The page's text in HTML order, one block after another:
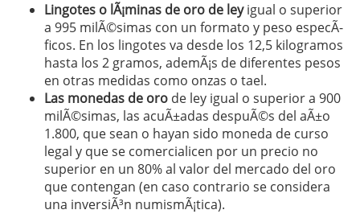
Lingotes o lÃ¡minas de oro de leyigual o superior
a 995 milÃ©simas con un formato y peso especÃ­
ficos. En los lingotes va desde los 12,5 kilogramos
hasta los 2 gramos, ademÃ¡s de diferentes pesos
en otras medidas como onzas o tael.
Las monedas de oro de ley igual o superior a 900
milÃ©simas, las acuÃ±adas despuÃ©s del aÃ±o
1.800, que sean o hayan sido moneda de curso
legal y que se comercialicen por un precio no
superior en un 80% al valor del mercado del oro
que contengan (en caso contrario se considera
una inversiÃ³n numismÃ¡tica).